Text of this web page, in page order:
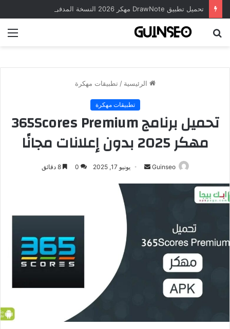
الرئيسية / تطبيقات مهكرة
تطبيقات مهكرة
تحميل برنامج 365Scores Premium
مهكر 2025 بدون إعلانات مجانًا
Guinseo
أرسليونيو 17, 2025 0 8 دقائق